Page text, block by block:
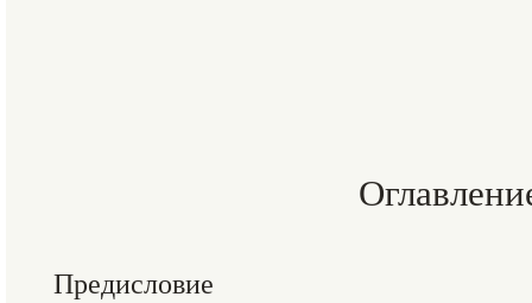
Предисловие